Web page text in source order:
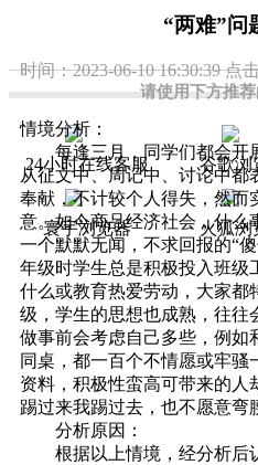
请使用下方推
24小时在线客服 谷歌浏
寰宇浏览器 火狐浏
“两难”问
时间：2023-06-10 16:30:39点
情境分析：
每逢三月，同学们都会开
从征文中、周记中、讨论中都
奉献，不计较个人得失，然而
意。如今商品经济社会，什么
一个默默无闻，不求回报的“
年级时学生总是积极投入班级
什么或教育热爱劳动，大家都
级，学生的思想也成熟，往往
做事前会考虑自己多些，例如
同桌，都一百个不情愿或牢
资料，积极性蛮高可带来的人
踢过来我踢过去，也不愿意
分析原因：
根据以上情境，经分析后